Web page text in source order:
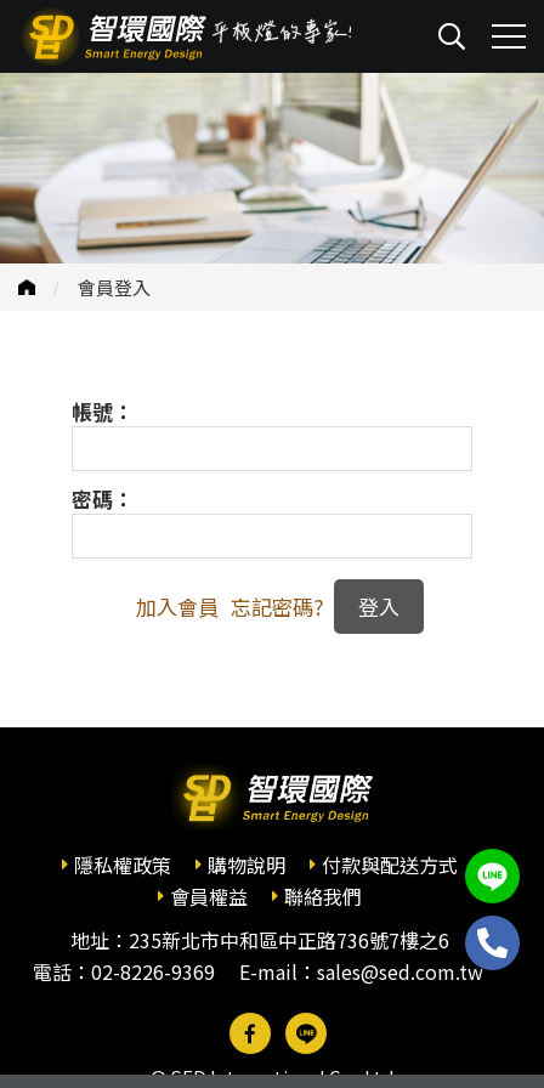
會員登入
帳號：
密碼：
加入會員 忘記密碼?
隱私權政策 購物說明
付款與配送方式
會員權益
聯絡我們
地址：235新北市中和區中正路736號7樓之6
電話： 02-8226-9369 E-mail：sales@sed.com.tw
© SED International Co., Ltd